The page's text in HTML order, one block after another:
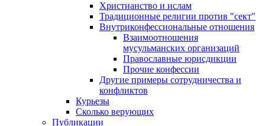
Христианство и ислам
Традиционные религии против "сект"
Внутриконфессиональные отношения
Взаимоотношения
мусульманских организаций
Православные юрисдикции
Прочие конфессии
Другие примеры сотрудничества и
конфликтов
Курьезы
Сколько верующих
Публикации